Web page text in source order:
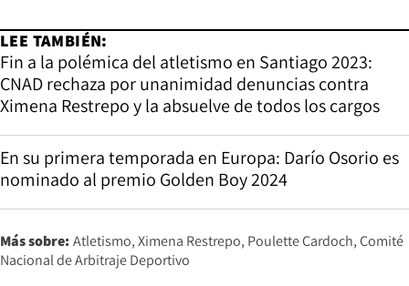
LEE TAMBIÉN:
Fin a la polémica del atletismo en Santiago 2023:
CNAD rechaza por unanimidad denuncias contra
Ximena Restrepo y la absuelve de todos los cargos
En su primera temporada en Europa: Darío Osorio es
nominado al premio Golden Boy 2024
Más sobre: Atletismo Ximena Restrepo Poulette Cardoch Comité
Nacional de Arbitraje Deportivo